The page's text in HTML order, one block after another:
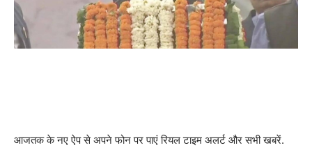
आजतक के नए ऐप से अपने फोन पर पाएं रियल टाइम अलर्ट और सभी खबरें.